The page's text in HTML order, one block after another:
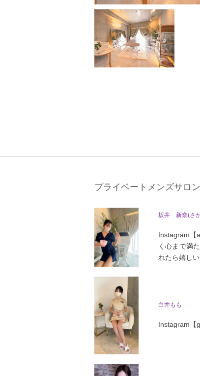
プライベートメンズサロ
坂井 新奈(さ
Instagram【
く心まで満
れたら嬉し
白井もも
Instagram【